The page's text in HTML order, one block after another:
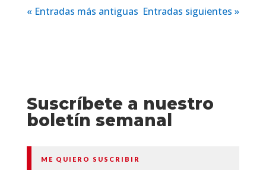
« Entradas más antiguas Entradas siguientes »
Suscríbete a nuestro
boletín semanal
ME QUIERO SUSCRIBIR